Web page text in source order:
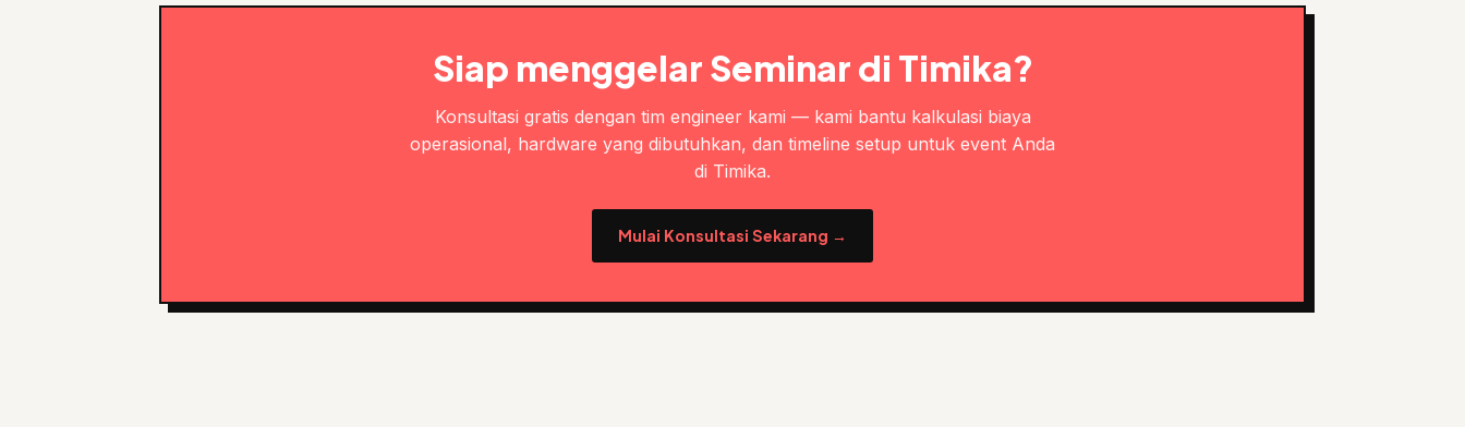
Siap menggelar Seminar di Timika?
Konsultasi gratis dengan tim engineer kami — kami bantu kalkulasi biaya
operasional, hardware yang dibutuhkan, dan timeline setup untuk event Anda
di Timika.
Mulai Konsultasi Sekarang →